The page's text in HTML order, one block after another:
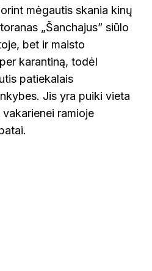
mėgautis skania kinų
„Šanchajus” siūlo
bet ir maisto
karantiną, todėl
patiekalais
Jis yra puiki vieta
ramioje